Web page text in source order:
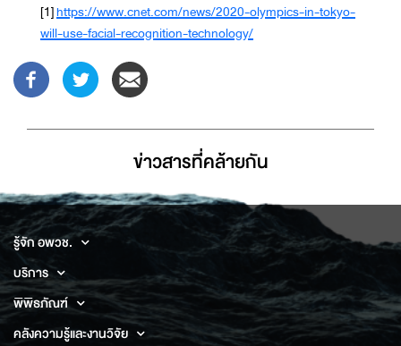
[1]https://www.cnet.com/news/2020-olympics-in-tokyo-
will-use-facial-recognition-technology/
ข่าวสารที่่คล้ายกัน
รู้จัก อพวช.
บริการ
พิพิธภัณฑ์
คลังความรู้และงานวิจัย